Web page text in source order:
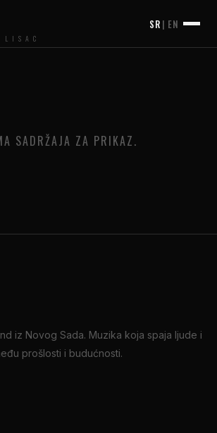
SR | EN
SADRŽAJA ZA PRIKAZ.
iz Novog Sada. Muzika koja spaja ljude i
prošlosti i budućnosti.